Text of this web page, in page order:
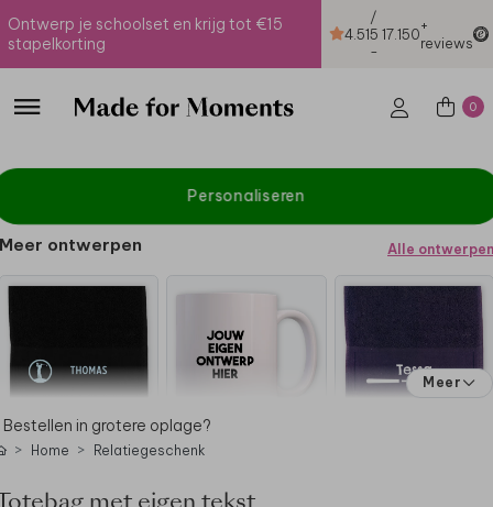
Ontwerp je schoolset en krijg tot €15
stapelkorting
4.51
/
5
-
17.150+
reviews
0
Personaliseren
Meer ontwerpen Alle ontwerpen
Meer
Home Relatiegeschenk
Bestellen in grotere oplage?